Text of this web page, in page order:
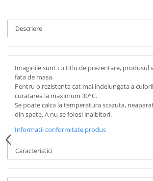
Descriere
Imaginile sunt cu titlu de prezentare, produsul
fata de masa.
Pentru o rezistenta cat mai indelungata a
curatarea la maximum 30°C.
Se poate calca la temperatura scazuta,
din spate. A nu se folosi inalbitori.
Informatii conformitate produs
Caracteristici